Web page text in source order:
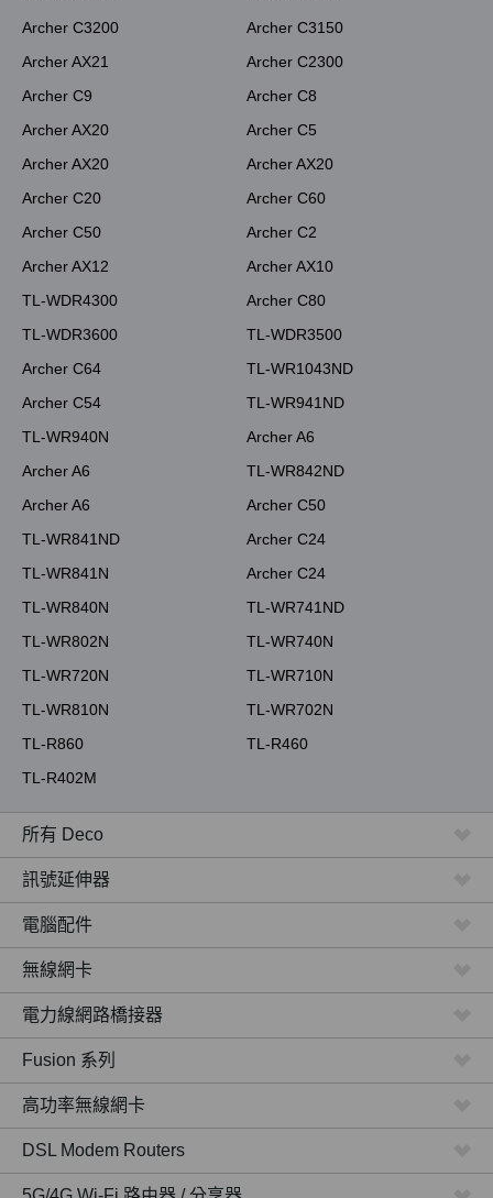
Archer C3200
Archer C3150
Archer AX21
Archer C2300
Archer C9
Archer C8
Archer AX20
Archer C5
Archer AX20
Archer AX20
Archer C20
Archer C60
Archer C50
Archer C2
Archer AX12
Archer AX10
TL-WDR4300
Archer C80
TL-WDR3600
TL-WDR3500
Archer C64
TL-WR1043ND
Archer C54
TL-WR941ND
TL-WR940N
Archer A6
Archer A6
TL-WR842ND
Archer A6
Archer C50
TL-WR841ND
Archer C24
TL-WR841N
Archer C24
TL-WR840N
TL-WR741ND
TL-WR802N
TL-WR740N
TL-WR720N
TL-WR710N
TL-WR810N
TL-WR702N
TL-R860
TL-R460
TL-R402M
所有 Deco
訊號延伸器
電腦配件
無線網卡
電力線網路橋接器
Fusion 系列
高功率無線網卡
DSL Modem Routers